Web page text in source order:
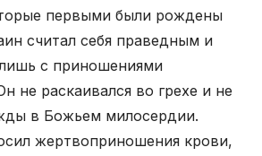
первыми были рождены
считал себя праведным и
с приношениями
не раскаивался во грехе и не
в Божьем милосердии.
жертвоприношения крови,